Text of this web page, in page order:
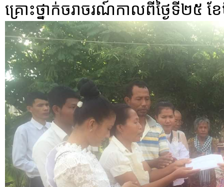
គ្រោះថ្នាក់ចរាចរណ៍កាលពីថ្ងៃទី២៥ ខ